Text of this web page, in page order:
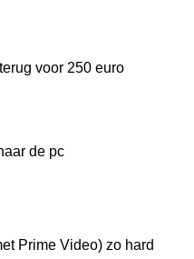
voor 250 euro
de pc
Prime Video) zo hard